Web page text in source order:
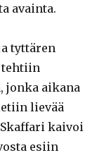
avainta.
tyttären
tehtiin
jonka aikana
lievää
kaivoi
esiin